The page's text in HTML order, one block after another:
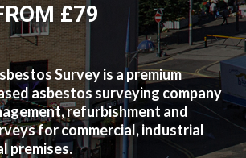
£79
Survey is a premium
asbestos surveying company
refurbishment and
for commercial, industrial
premises.